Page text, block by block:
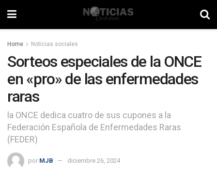
Home Noticias sociales
Sorteos especiales de la ONCE
en «pro» de las enfermedades
raras
la ONCE dedica cuatro de sus cupones a la
Federación Española de Enfermedades Raras
(FEDER)
por MJB diciembre 26, 2024